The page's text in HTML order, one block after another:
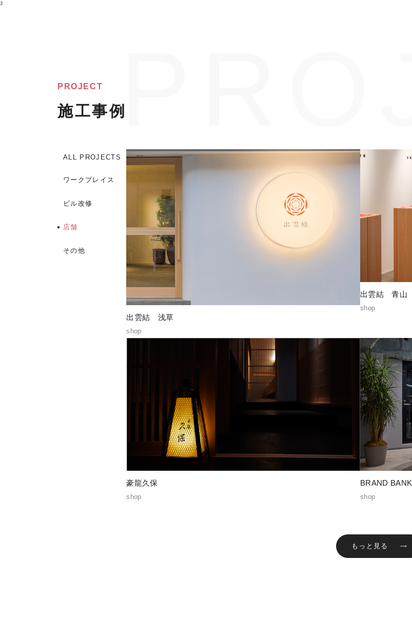
3
PROJECT
施工事例
ALL PROJECTS
ワークプレイス
ビル改修
店舗
その他
出雲結 浅草
shop
出雲結 青山
shop
豪龍久保
shop
BRAND BANK
shop
もっと見る